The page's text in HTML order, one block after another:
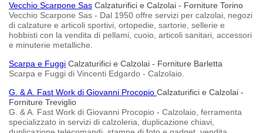
Vecchio Scarpone Sas Calzaturifici e Calzolai - Forniture Torino
Vecchio Scarpone Sas - Dal 1950 offre servizi per calzolai, negozi
di calzature e articoli sportivi, ortopedie, sartorie, sellerie e
hobbisti con la vendita di pellami, cuoio, articoli sanitari, accessori
e minuterie metalliche.
Scarpa e Fuggi Calzaturifici e Calzolai - Forniture Barletta
Scarpa e Fuggi di Vincenti Edgardo - Calzolaio.
G. & A. Fast Work di Giovanni Procopio Calzaturifici e Calzolai -
Forniture Treviglio
G. & A. Fast Work di Giovanni Procopio - Calzolaio, ferramenta
specializzato in servizi di calzoleria, duplicazione chiavi,